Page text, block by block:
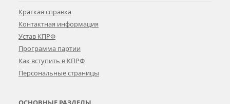
Краткая справка
Контактная информация
Устав КПРФ
Программа партии
Как вступить в КПРФ
Персональные страницы